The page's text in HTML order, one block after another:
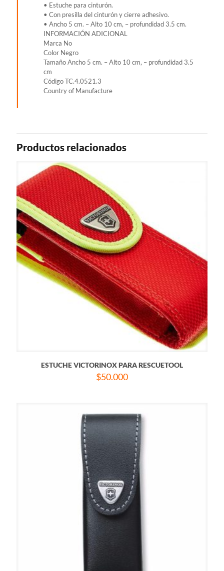
• Estuche para cinturón.
• Con presilla del cinturón y cierre adhesivo.
• Ancho 5 cm. – Alto 10 cm, – profundidad 3.5 cm.
INFORMACIÓN ADICIONAL
Marca No
Color Negro
Tamaño Ancho 5 cm. – Alto 10 cm, – profundidad 3.5
cm
Código TC.4.0521.3
Country of Manufacture
Productos relacionados
ESTUCHE VICTORINOX PARA RESCUETOOL
$50.000